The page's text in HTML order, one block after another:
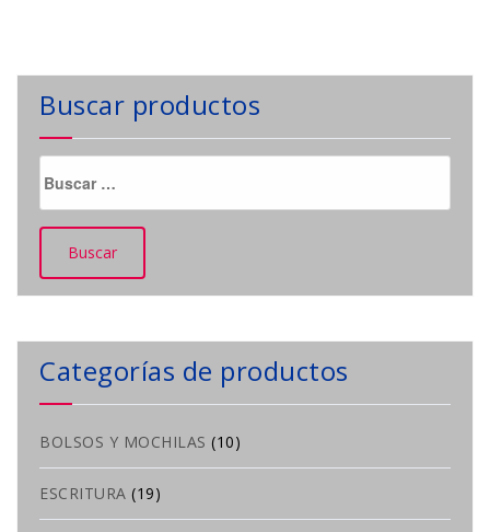
Buscar productos
Categorías de productos
BOLSOS Y MOCHILAS (10)
ESCRITURA (19)